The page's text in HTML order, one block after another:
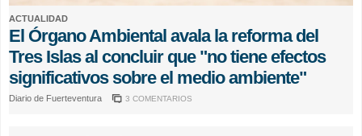
ACTUALIDAD
El Órgano Ambiental avala la reforma del
Tres Islas al concluir que "no tiene efectos
significativos sobre el medio ambiente"
Diario de Fuerteventura 3 COMENTARIOS